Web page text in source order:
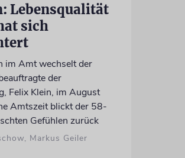
Lebensqualität
sich
im Amt wechselt der
der
Felix Klein, im August
Amtszeit blickt der 58-
Gefühlen zurück
Markus Geiler